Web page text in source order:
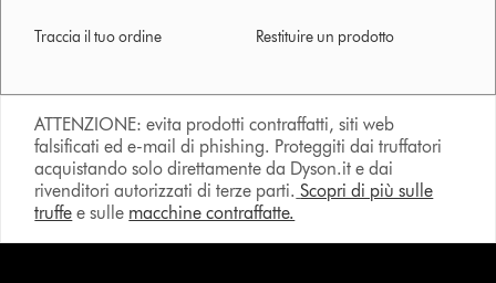
Traccia il tuo ordine Restituire un prodotto
ATTENZIONE: evita prodotti contraffatti, siti web
falsificati ed e-mail di phishing. Proteggiti dai truffatori
acquistando solo direttamente da Dyson.it e dai
rivenditori autorizzati di terze parti. Scopri di più sulle
truffe e sulle macchine contraffatte.